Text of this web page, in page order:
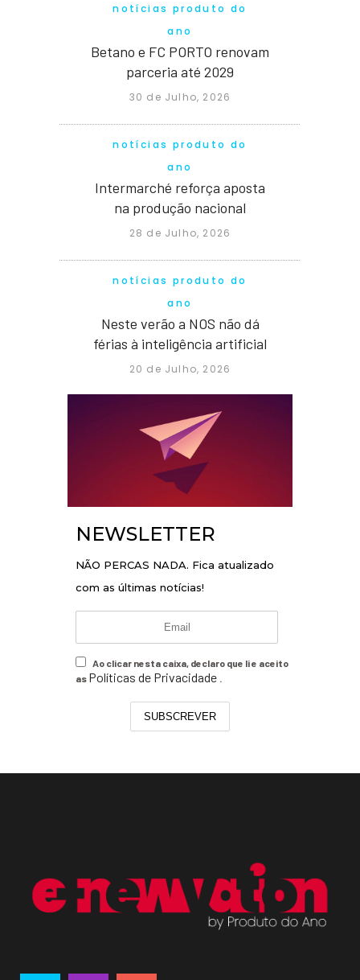
notícias produto do
ano
Betano e FC PORTO renovam
parceria até 2029
30 de Julho, 2026
notícias produto do
ano
Intermarché reforça aposta
na produção nacional
28 de Julho, 2026
notícias produto do
ano
Neste verão a NOS não dá
férias à inteligência artificial
20 de Julho, 2026
NEWSLETTER
NÃO PERCAS NADA. Fica atualizado
com as últimas notícias!
Ao clicar nesta caixa, declaro que li e aceito
as Políticas de Privacidade .
SUBSCREVER